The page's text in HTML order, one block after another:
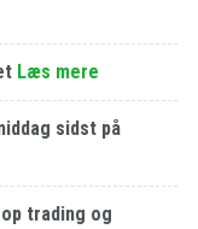
Læs mere
sidst på
trading og